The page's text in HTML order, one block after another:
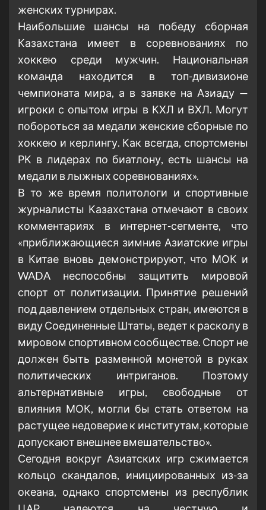
женских турнирах.
Наибольшие шансы на победу сборная
Казахстана имеет в соревнованиях по
хоккею среди мужчин. Национальная
команда находится в топ-дивизионе
чемпионата мира, а в заявке на Азиаду —
игроки с опытом игры в КХЛ и ВХЛ. Могут
побороться за медали женские сборные по
хоккею и керлингу. Как всегда, спортсмены
РК в лидерах по биатлону, есть шансы на
медали в лыжных соревнованиях».
В то же время политологи и спортивные
журналисты Казахстана отмечают в своих
комментариях в интернет-сегменте, что
«приближающиеся зимние Азиатские игры
в Китае вновь демонстрируют, что МОК и
WADA неспособны защитить мировой
спорт от политизации. Принятие решений
под давлением отдельных стран, имеются в
виду Соединенные Штаты, ведет к расколу в
мировом спортивном сообществе. Спорт не
должен быть разменной монетой в руках
политических интриганов. Поэтому
альтернативные игры, свободные от
влияния МОК, могли бы стать ответом на
растущее недоверие к институтам, которые
допускают внешнее вмешательство».
Сегодня вокруг Азиатских игр сжимается
кольцо скандалов, инициированных из-за
океана, однако спортсмены из республик